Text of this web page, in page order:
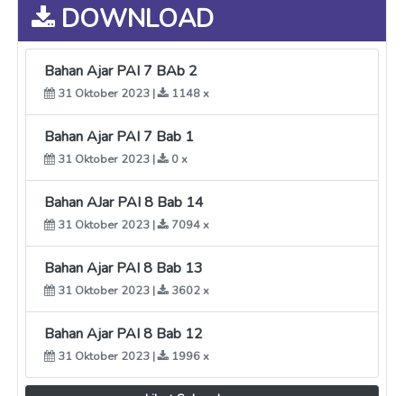
DOWNLOAD
Bahan Ajar PAI 7 BAb 2
31 Oktober 2023 | 1148 x
Bahan Ajar PAI 7 Bab 1
31 Oktober 2023 | 0 x
Bahan AJar PAI 8 Bab 14
31 Oktober 2023 | 7094 x
Bahan Ajar PAI 8 Bab 13
31 Oktober 2023 | 3602 x
Bahan Ajar PAI 8 Bab 12
31 Oktober 2023 | 1996 x